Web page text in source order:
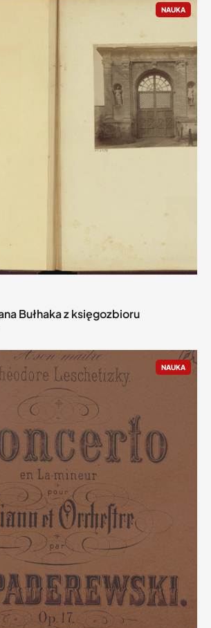
NAUKA
Bułhaka z księgozbioru
NAUKA